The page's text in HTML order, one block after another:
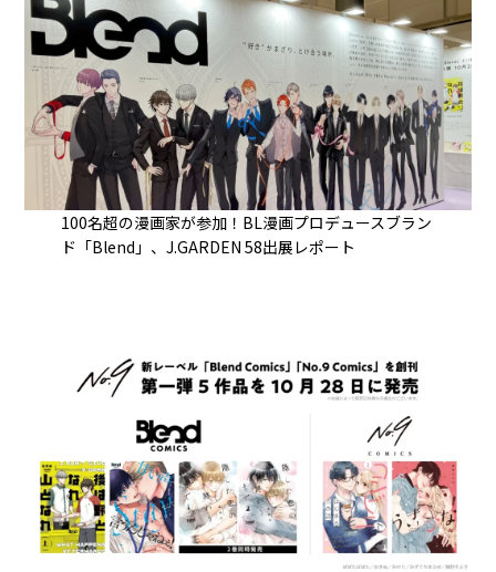
100名超の漫画家が参加！BL漫画プロデュースブラン
ド「Blend」、J.GARDEN 58出展レポート